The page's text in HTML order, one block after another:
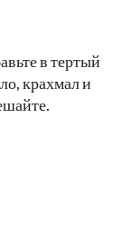
в тертый
крахмал и